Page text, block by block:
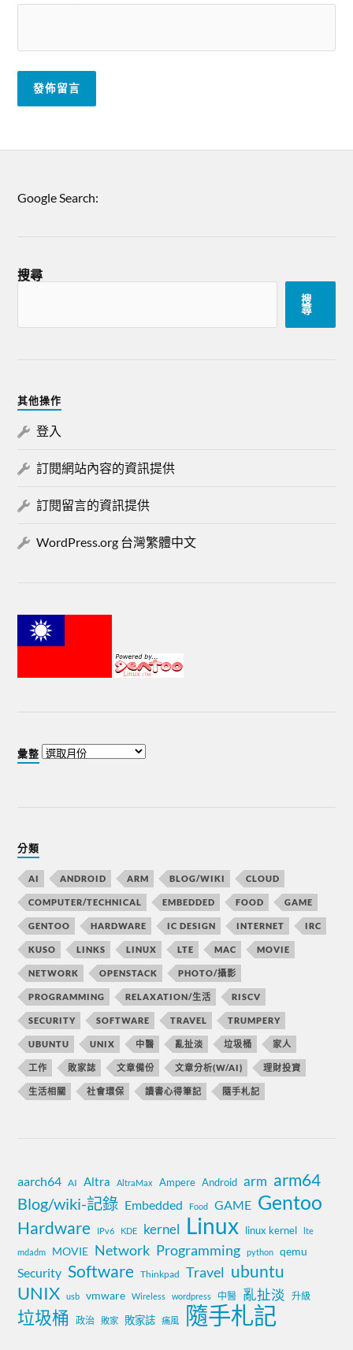
Google Search:
搜尋
搜
尋
其他操作
登入
訂閱網站內容的資訊提供
訂閱留言的資訊提供
WordPress.org 台灣繁體中文
彙整
分類
AI ANDROID ARM BLOG/WIKI CLOUD
COMPUTER/TECHNICAL EMBEDDED FOOD GAME
GENTOO HARDWARE IC DESIGN INTERNET IRC
KUSO LINKS LINUX LTE MAC MOVIE
NETWORK OPENSTACK PHOTO/攝影
PROGRAMMING RELAXATION/生活 RISCV
SECURITY SOFTWARE TRAVEL TRUMPERY
UBUNTU UNIX 中醫 亂扯淡 垃圾桶 家人
工作 敗家誌 文章備份 文章分析(W/AI) 理財投資
生活相關 社會環保 讀書心得筆記 隨手札記
aarch64 AI Altra AltraMax Ampere Android arm arm64
Blog/wiki-記錄 Embedded Food GAME Gentoo
Hardware IPv6 KDE kernel Linux linux kernel lte
mdadm MOVIE Network Programming python qemu
Security Software Thinkpad Travel ubuntu
UNIX usb vmware Wireless wordpress 中醫 亂扯淡 升級
垃圾桶 政治 敗家 敗家誌 痛風 隨手札記